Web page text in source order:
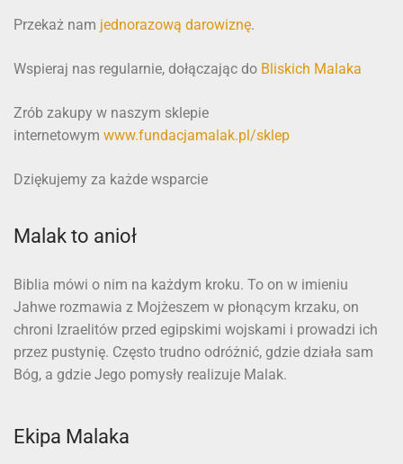
Przekaż nam jednorazową darowiznę.
Wspieraj nas regularnie, dołączając do Bliskich Malaka
Zrób zakupy w naszym sklepie
internetowym www.fundacjamalak.pl/sklep
Dziękujemy za każde wsparcie
Malak to anioł
Biblia mówi o nim na każdym kroku. To on w imieniu
Jahwe rozmawia z Mojżeszem w płonącym krzaku, on
chroni Izraelitów przed egipskimi wojskami i prowadzi ich
przez pustynię. Często trudno odróżnić, gdzie działa sam
Bóg, a gdzie Jego pomysły realizuje Malak.
Ekipa Malaka